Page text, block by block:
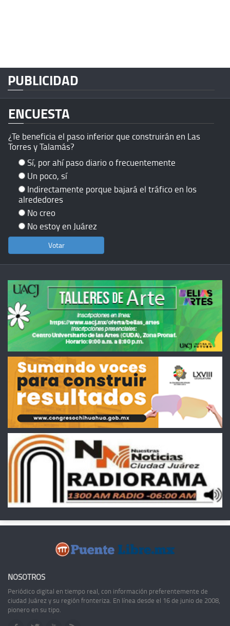
PUBLICIDAD
ENCUESTA
¿Te beneficia el paso inferior que construirán en Las
Torres y Talamás?
Sí, por ahí paso diario o frecuentemente
Un poco, sí
Indirectamente porque bajará el tráfico en los
alrededores
No creo
No estoy en Juárez
NOSOTROS
Periódico digital en tiempo real, con información preferentemente de
ciudad Juárez y su región fronteriza. En línea desde el 16 de junio de 2008,
pionero en su tipo.